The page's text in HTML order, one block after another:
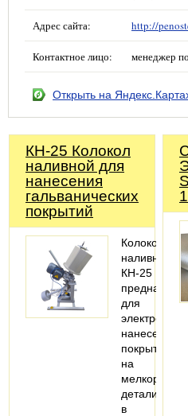
Адрес сайта: http://
Контактное лицо: менеджер
Открыть на
КН-25 Колокол
наливной для
нанесения
гальванических
покрытий
Колокол
наливной
КН-25
для
нанесения
покрытий
на
детали
в